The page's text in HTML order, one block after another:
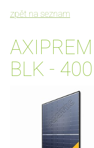
zpět na seznam
BLK -